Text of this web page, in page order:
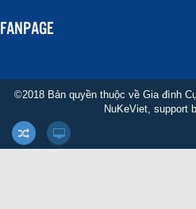
FANPAGE
©2018 Bản quyền thuộc về Gia đình
NuKeViet , support